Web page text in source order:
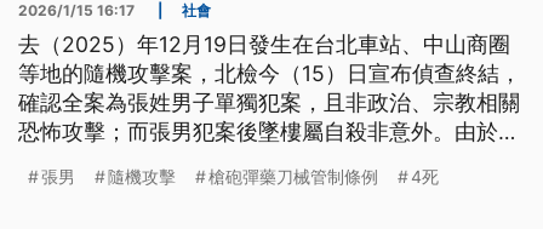
2026/1/15 16:17 社會
去（2025）年12月19日發生在台北車站、中山商圈
等地的隨機攻擊案，北檢今（15）日宣布偵查終結，
確認全案為張姓男子單獨犯案，且非政治、宗教相關
恐怖攻擊；而張男犯案後墜樓屬自殺非意外。由於張
處分。
張男 隨機攻擊 槍砲彈藥刀械管制條例 4死